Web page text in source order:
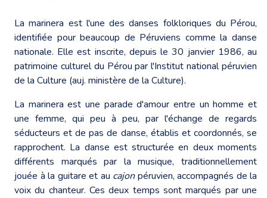
La marinera est l'une des danses folkloriques du Pérou,
identifiée pour beaucoup de Péruviens comme la danse
nationale. Elle est inscrite, depuis le 30 janvier 1986, au
patrimoine culturel du Pérou par l'Institut national péruvien
de la Culture (auj. ministère de la Culture).
La marinera est une parade d'amour entre un homme et
une femme, qui peu à peu, par l'échange de regards
séducteurs et de pas de danse, établis et coordonnés, se
rapprochent. La danse est structurée en deux moments
différents marqués par la musique, traditionnellement
jouée à la guitare et au cajonpéruvien, accompagnés de la
voix du chanteur. Ces deux temps sont marqués par une